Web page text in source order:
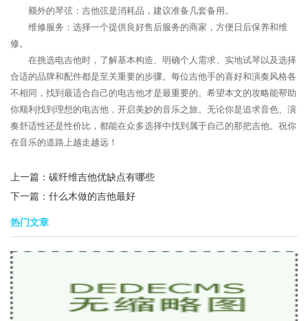
额外的琴弦：吉他弦是消耗品，建议准备几套备用。
维修服务：选择一个提供良好售后服务的商家，方便日后保养和维
修。
在挑选电吉他时，了解基本构造、明确个人需求、实地试琴以及选择
合适的品牌和配件都是至关重要的步骤。每位吉他手的喜好和演奏风格各
不相同，找到最适合自己的电吉他才是最重要的。希望本文的攻略能帮助
你顺利找到理想的电吉他，开启美妙的音乐之旅。无论你是追求音色、演
奏舒适性还是性价比，都能在众多选择中找到属于自己的那把吉他。祝你
在音乐的道路上越走越远！
上一篇： 碳纤维吉他优缺点有哪些
下一篇： 什么木做的吉他最好
热门文章